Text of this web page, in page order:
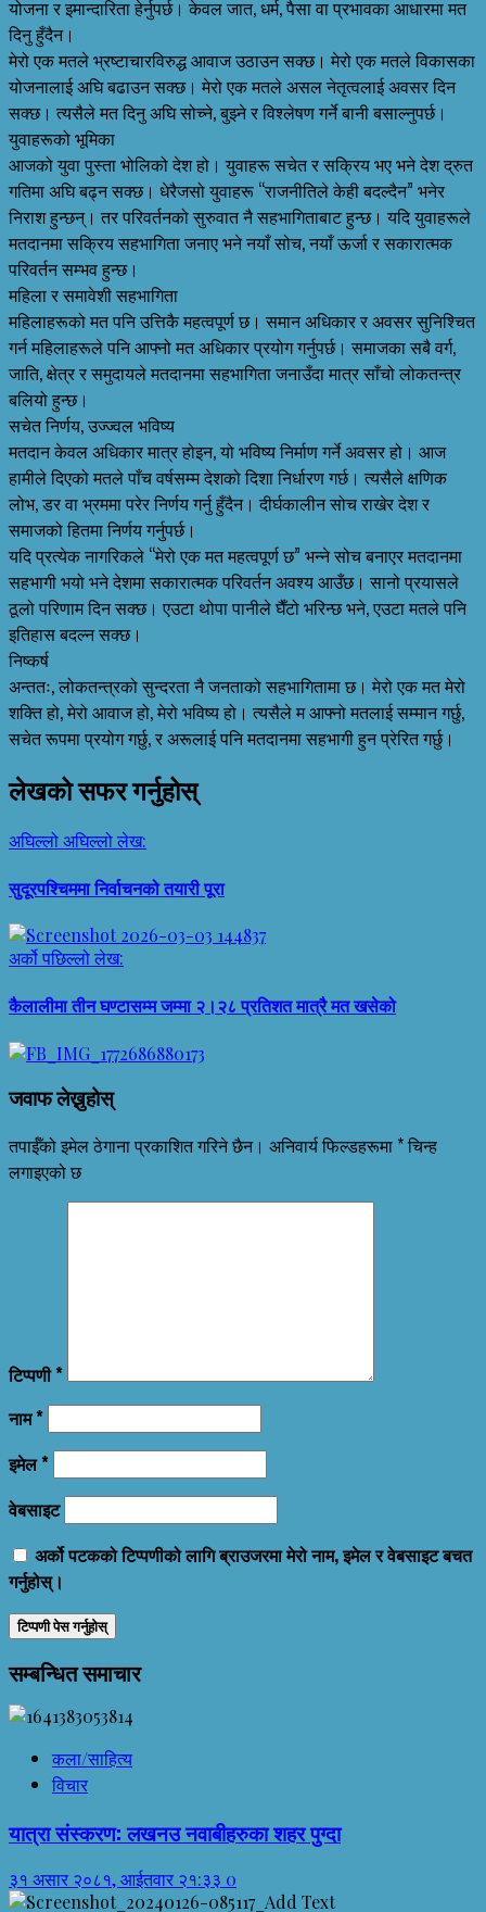
योजना र इमान्दारिता हेर्नुपर्छ। केवल जात, धर्म, पैसा वा प्रभावका आधारमा मत
दिनु हुँदैन।
मेरो एक मतले भ्रष्टाचारविरुद्ध आवाज उठाउन सक्छ। मेरो एक मतले विकासका
योजनालाई अघि बढाउन सक्छ। मेरो एक मतले असल नेतृत्वलाई अवसर दिन
सक्छ। त्यसैले मत दिनु अघि सोच्ने, बुझ्ने र विश्लेषण गर्ने बानी बसाल्नुपर्छ।
युवाहरूको भूमिका
आजको युवा पुस्ता भोलिको देश हो। युवाहरू सचेत र सक्रिय भए भने देश द्रुत
गतिमा अघि बढ्न सक्छ। धेरैजसो युवाहरू “राजनीतिले केही बदल्दैन” भनेर
निराश हुन्छन्। तर परिवर्तनको सुरुवात नै सहभागिताबाट हुन्छ। यदि युवाहरूले
मतदानमा सक्रिय सहभागिता जनाए भने नयाँ सोच, नयाँ ऊर्जा र सकारात्मक
परिवर्तन सम्भव हुन्छ।
महिला र समावेशी सहभागिता
महिलाहरूको मत पनि उत्तिकै महत्वपूर्ण छ। समान अधिकार र अवसर सुनिश्चित
गर्न महिलाहरूले पनि आफ्नो मत अधिकार प्रयोग गर्नुपर्छ। समाजका सबै वर्ग,
जाति, क्षेत्र र समुदायले मतदानमा सहभागिता जनाउँदा मात्र साँचो लोकतन्त्र
बलियो हुन्छ।
सचेत निर्णय, उज्ज्वल भविष्य
मतदान केवल अधिकार मात्र होइन, यो भविष्य निर्माण गर्ने अवसर हो। आज
हामीले दिएको मतले पाँच वर्षसम्म देशको दिशा निर्धारण गर्छ। त्यसैले क्षणिक
लोभ, डर वा भ्रममा परेर निर्णय गर्नु हुँदैन। दीर्घकालीन सोच राखेर देश र
समाजको हितमा निर्णय गर्नुपर्छ।
यदि प्रत्येक नागरिकले “मेरो एक मत महत्वपूर्ण छ” भन्ने सोच बनाएर मतदानमा
सहभागी भयो भने देशमा सकारात्मक परिवर्तन अवश्य आउँछ। सानो प्रयासले
ठूलो परिणाम दिन सक्छ। एउटा थोपा पानीले घैँटो भरिन्छ भने, एउटा मतले पनि
इतिहास बदल्न सक्छ।
निष्कर्ष
अन्ततः, लोकतन्त्रको सुन्दरता नै जनताको सहभागितामा छ। मेरो एक मत मेरो
शक्ति हो, मेरो आवाज हो, मेरो भविष्य हो। त्यसैले म आफ्नो मतलाई सम्मान गर्छु,
सचेत रूपमा प्रयोग गर्छु, र अरूलाई पनि मतदानमा सहभागी हुन प्रेरित गर्छु।
लेखको सफर गर्नुहोस्
अघिल्लोअघिल्लो लेख:
सुदूरपश्चिममा निर्वाचनको तयारी पूरा
अर्कोपछिल्लो लेख:
कैलालीमा तीन घण्टासम्म जम्मा २।२८ प्रतिशत मात्रै मत खसेको
जवाफ लेख्नुहोस्
तपाईँको इमेल ठेगाना प्रकाशित गरिने छैन। अनिवार्य फिल्डहरूमा *चिन्ह
लगाइएको छ
टिप्पणी*
नाम*
इमेल*
वेबसाइट
अर्को पटकको टिप्पणीको लागि ब्राउजरमा मेरो नाम, इमेल र वेबसाइट बचत
गर्नुहोस्।
सम्बन्धित समाचार
कला/साहित्य
विचार
यात्रा संस्करण: लखनउ नवाबीहरुका शहर पुग्दा
३१ असार २०८१, आईतवार २१:३३ 0